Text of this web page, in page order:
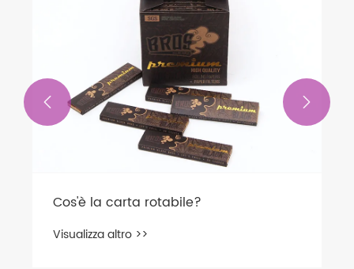
la carta rotabile?
altro >>
 